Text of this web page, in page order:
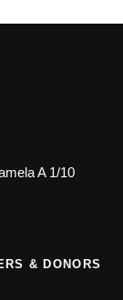
A 1/10
& DONORS